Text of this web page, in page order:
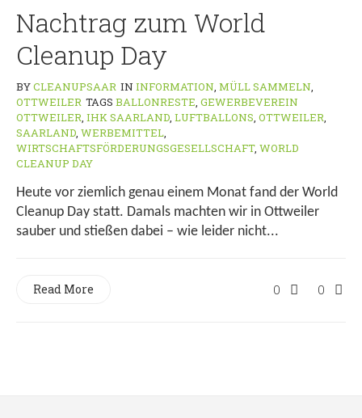
Nachtrag zum World
Cleanup Day
BYCLEANUPSAAR IN INFORMATION, MÜLL SAMMELN,
OTTWEILER TAGS BALLONRESTE, GEWERBEVEREIN
OTTWEILER, IHK SAARLAND, LUFTBALLONS, OTTWEILER,
SAARLAND, WERBEMITTEL,
WIRTSCHAFTSFÖRDERUNGSGESELLSCHAFT, WORLD
CLEANUP DAY
Heute vor ziemlich genau einem Monat fand der World
Cleanup Day statt. Damals machten wir in Ottweiler
sauber und stießen dabei – wie leider nicht...
0 0
Read More